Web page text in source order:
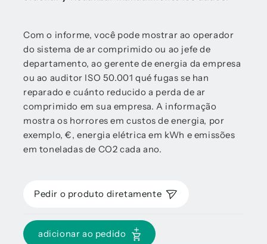
Com o informe, você pode mostrar ao operador
do sistema de ar comprimido ou ao jefe de
departamento, ao gerente de energia da empresa
ou ao auditor ISO 50.001 qué fugas se han
reparado e cuánto reducido a perda de ar
comprimido em sua empresa. A informação
mostra os horrores em custos de energia, por
exemplo, €, energia elétrica em kWh e emissões
em toneladas de CO2 cada ano.
Pedir o produto diretamente
adicionar ao pedido